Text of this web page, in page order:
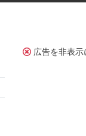
広告を非表示